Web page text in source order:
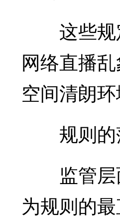
这些规
网络直播
空间清朗环
规则的
监管层
为规则的